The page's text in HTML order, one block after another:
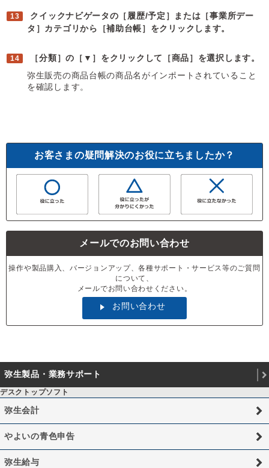
クイックナビゲータの［履歴/予定］または［事業所デー
タ］カテゴリから［補助台帳］をクリックします。
［分類］の［▼］をクリックして［商品］を選択します。
弥生販売の商品台帳の商品名がインポートされていること
を確認します。
お客さまの疑問解決のお役に立ちましたか？
メールでのお問い合わせ
操作や製品購入、バージョンアップ、各種サポート・サービス等のご質問
について、
メールでお問い合わせください。
お問い合わせ
弥生製品・業務サポート
デスクトップソフト
弥生会計
やよいの青色申告
弥生給与